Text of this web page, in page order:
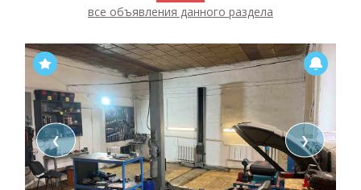
все объявления данного раздела
❮ ❯